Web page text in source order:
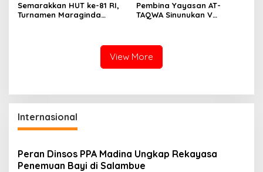
Semarakkan HUT ke-81 RI,
Turnamen Maraginda
Pembina Yayasan AT-
TAQWA Sinunukan V
View More
Internasional
Peran Dinsos PPA Madina Ungkap Rekayasa
Penemuan Bayi di Salambue